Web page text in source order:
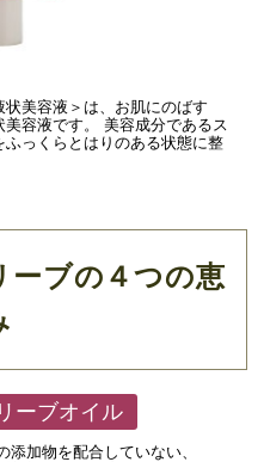
美容液＞は、お肌にのばす
容液です。 美容成分であるス
っくらとはりのある状態に整
ーブの４つの恵
ーブオイル
添加物を配合していない、